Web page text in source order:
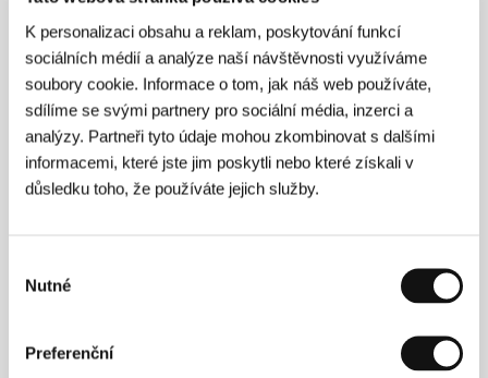
K personalizaci obsahu a reklam, poskytování funkcí
sociálních médií a analýze naší návštěvnosti využíváme
soubory cookie. Informace o tom, jak náš web používáte,
sdílíme se svými partnery pro sociální média, inzerci a
analýzy. Partneři tyto údaje mohou zkombinovat s dalšími
informacemi, které jste jim poskytli nebo které získali v
důsledku toho, že používáte jejich služby.
souhlasu
Nutné
Preferenční
O filmu
90 min / Černobílý, 35 mm
RežieLi Jixian / ScénářXiaojiang, Li Honghe/
Kamera Liu Jie/ Hudba An Wei
ProducentHuang Jun, Han Sanping/ Výroba